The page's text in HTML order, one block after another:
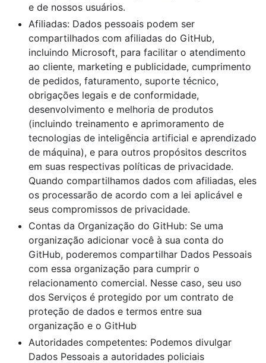
e de nossos usuários.
Afiliadas: Dados pessoais podem ser
compartilhados com afiliadas do GitHub,
incluindo Microsoft, para facilitar o atendimento
ao cliente, marketing e publicidade, cumprimento
de pedidos, faturamento, suporte técnico,
obrigações legais e de conformidade,
desenvolvimento e melhoria de produtos
(incluindo treinamento e aprimoramento de
tecnologias de inteligência artificial e aprendizado
de máquina), e para outros propósitos descritos
em suas respectivas políticas de privacidade.
Quando compartilhamos dados com afiliadas, eles
os processarão de acordo com a lei aplicável e
seus compromissos de privacidade.
Contas da Organização do GitHub: Se uma
organização adicionar você à sua conta do
GitHub, poderemos compartilhar Dados Pessoais
com essa organização para cumprir o
relacionamento comercial. Nesse caso, seu uso
dos Serviços é protegido por um contrato de
proteção de dados e termos entre sua
organização e o GitHub
Autoridades competentes: Podemos divulgar
Dados Pessoais a autoridades policiais